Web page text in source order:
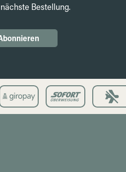
Bestellung.